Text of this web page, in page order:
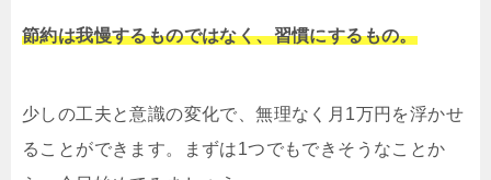
節約は我慢するものではなく、習慣にするもの。
少しの工夫と意識の変化で、無理なく月1万円を浮かせ
ることができます。まずは1つでもできそうなことか